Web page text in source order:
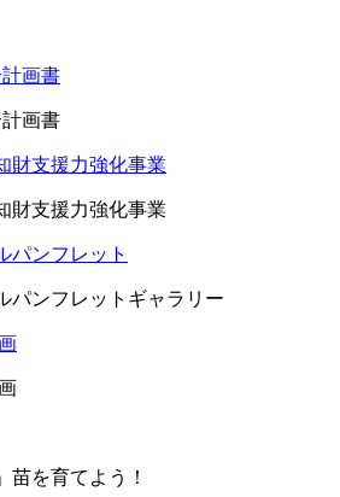
画書
画書
財支援力強化事業
財支援力強化事業
パンフレット
パンフレットギャラリー
苗を育てよう！